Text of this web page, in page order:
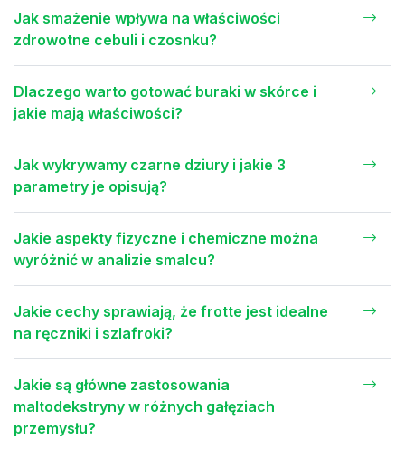
Jak smażenie wpływa na właściwości
zdrowotne cebuli i czosnku?
Dlaczego warto gotować buraki w skórce i
jakie mają właściwości?
Jak wykrywamy czarne dziury i jakie 3
parametry je opisują?
Jakie aspekty fizyczne i chemiczne można
wyróżnić w analizie smalcu?
Jakie cechy sprawiają, że frotte jest idealne
na ręczniki i szlafroki?
Jakie są główne zastosowania
maltodekstryny w różnych gałęziach
przemysłu?